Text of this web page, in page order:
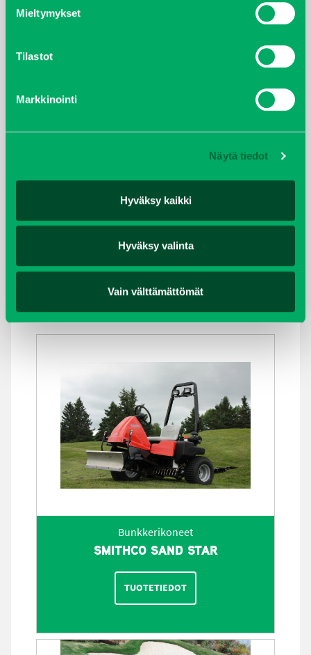
Mieltymykset
Tilastot
Markkinointi
Näytä tiedot
Hyväksy kaikki
Hyväksy valinta
Vain välttämättömät
Belrobotics
CORVUS
Ferris
Iseki
Raymo
Spider
Bunkkerikoneet
SMITHCO SAND STAR
TUOTETIEDOT